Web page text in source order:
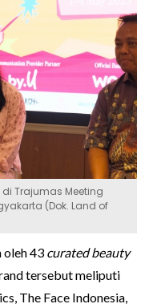
di Trajumas Meeting
(Dok. Land of
oleh 43 curated beauty
tersebut meliputi
The Face Indonesia,